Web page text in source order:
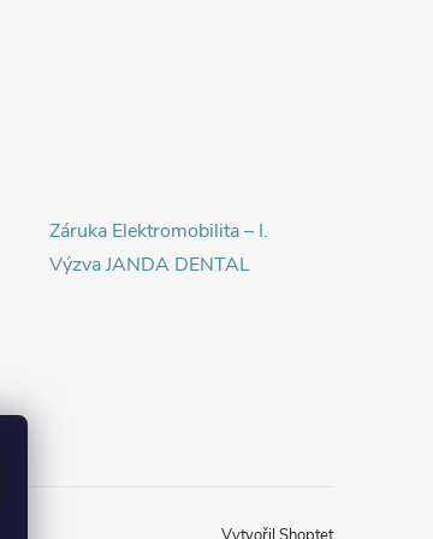
Záruka Elektromobilita – I.
Výzva JANDA DENTAL